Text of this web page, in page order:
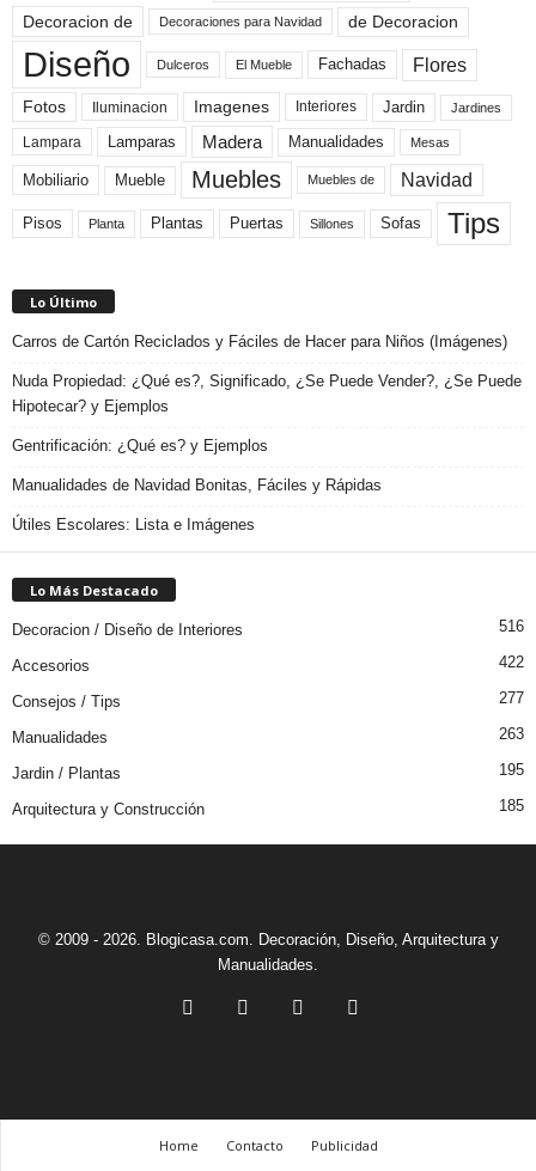
Decoracion de Decoraciones para Navidad de Decoracion
Diseño Dulceros El Mueble Fachadas Flores
Fotos Iluminacion Imagenes Interiores Jardin Jardines
Lampara Lamparas Madera Manualidades Mesas
Mobiliario Mueble Muebles Muebles de Navidad
Pisos Planta Plantas Puertas Sillones Sofas Tips
Lo Último
Carros de Cartón Reciclados y Fáciles de Hacer para Niños (Imágenes)
Nuda Propiedad: ¿Qué es?, Significado, ¿Se Puede Vender?, ¿Se Puede
Hipotecar? y Ejemplos
Gentrificación: ¿Qué es? y Ejemplos
Manualidades de Navidad Bonitas, Fáciles y Rápidas
Útiles Escolares: Lista e Imágenes
Lo Más Destacado
Decoracion / Diseño de Interiores 516
Accesorios 422
Consejos / Tips 277
Manualidades 263
Jardin / Plantas 195
Arquitectura y Construcción 185
© 2009 - 2026. Blogicasa.com. Decoración, Diseño, Arquitectura y
Manualidades.
Home Contacto Publicidad